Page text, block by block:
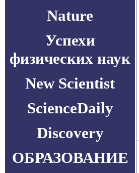
Nature
Успехи
физических наук
New Scientist
ScienceDaily
Discovery
ОБРАЗОВАНИЕ